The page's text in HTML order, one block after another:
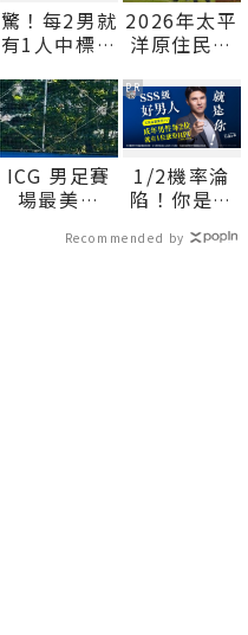
驚！每2男就
有1人中標？
2026年太平
洋原住民傳
賽花蓮開
跑 徵集全
國好手 巡迴
積分串聯山
海部落 即
日起開放報
名∣花蓮新
ICG 男足賽
場最美風
手放棄攻擊
1/2機率淪
陷！你是好
男？關鍵在
PR
Recommended by